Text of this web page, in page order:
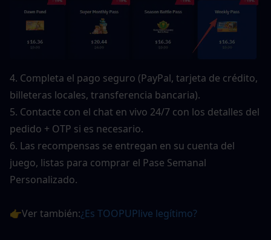
4. Completa el pago seguro (PayPal, tarjeta de crédito,
billeteras locales, transferencia bancaria).
5. Contacte con el chat en vivo 24/7 con los detalles del
pedido + OTP si es necesario.
6. Las recompensas se entregan en su cuenta del
juego, listas para comprar el Pase Semanal
Personalizado.
👉Ver también:¿Es TOOPUPlive legítimo?